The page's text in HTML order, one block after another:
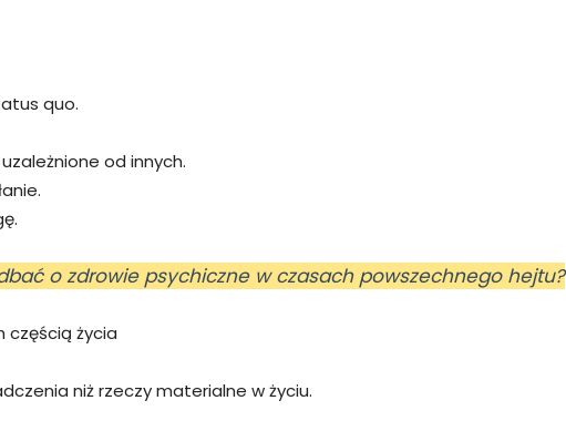
quo.
od innych.
o zdrowie psychiczne w czasach powszechnego hejtu?
częścią życia
niż rzeczy materialne w życiu.